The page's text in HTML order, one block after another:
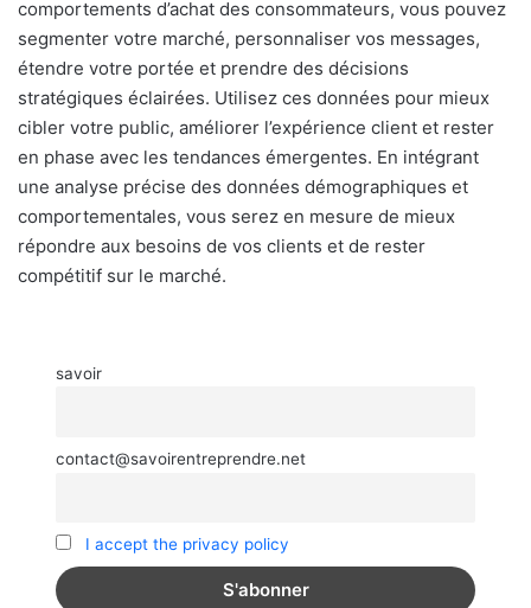
comportements d’achat des consommateurs, vous pouvez
segmenter votre marché, personnaliser vos messages,
étendre votre portée et prendre des décisions
stratégiques éclairées. Utilisez ces données pour mieux
cibler votre public, améliorer l’expérience client et rester
en phase avec les tendances émergentes. En intégrant
une analyse précise des données démographiques et
comportementales, vous serez en mesure de mieux
répondre aux besoins de vos clients et de rester
compétitif sur le marché.
savoir
contact@savoirentreprendre.net
I accept the privacy policy